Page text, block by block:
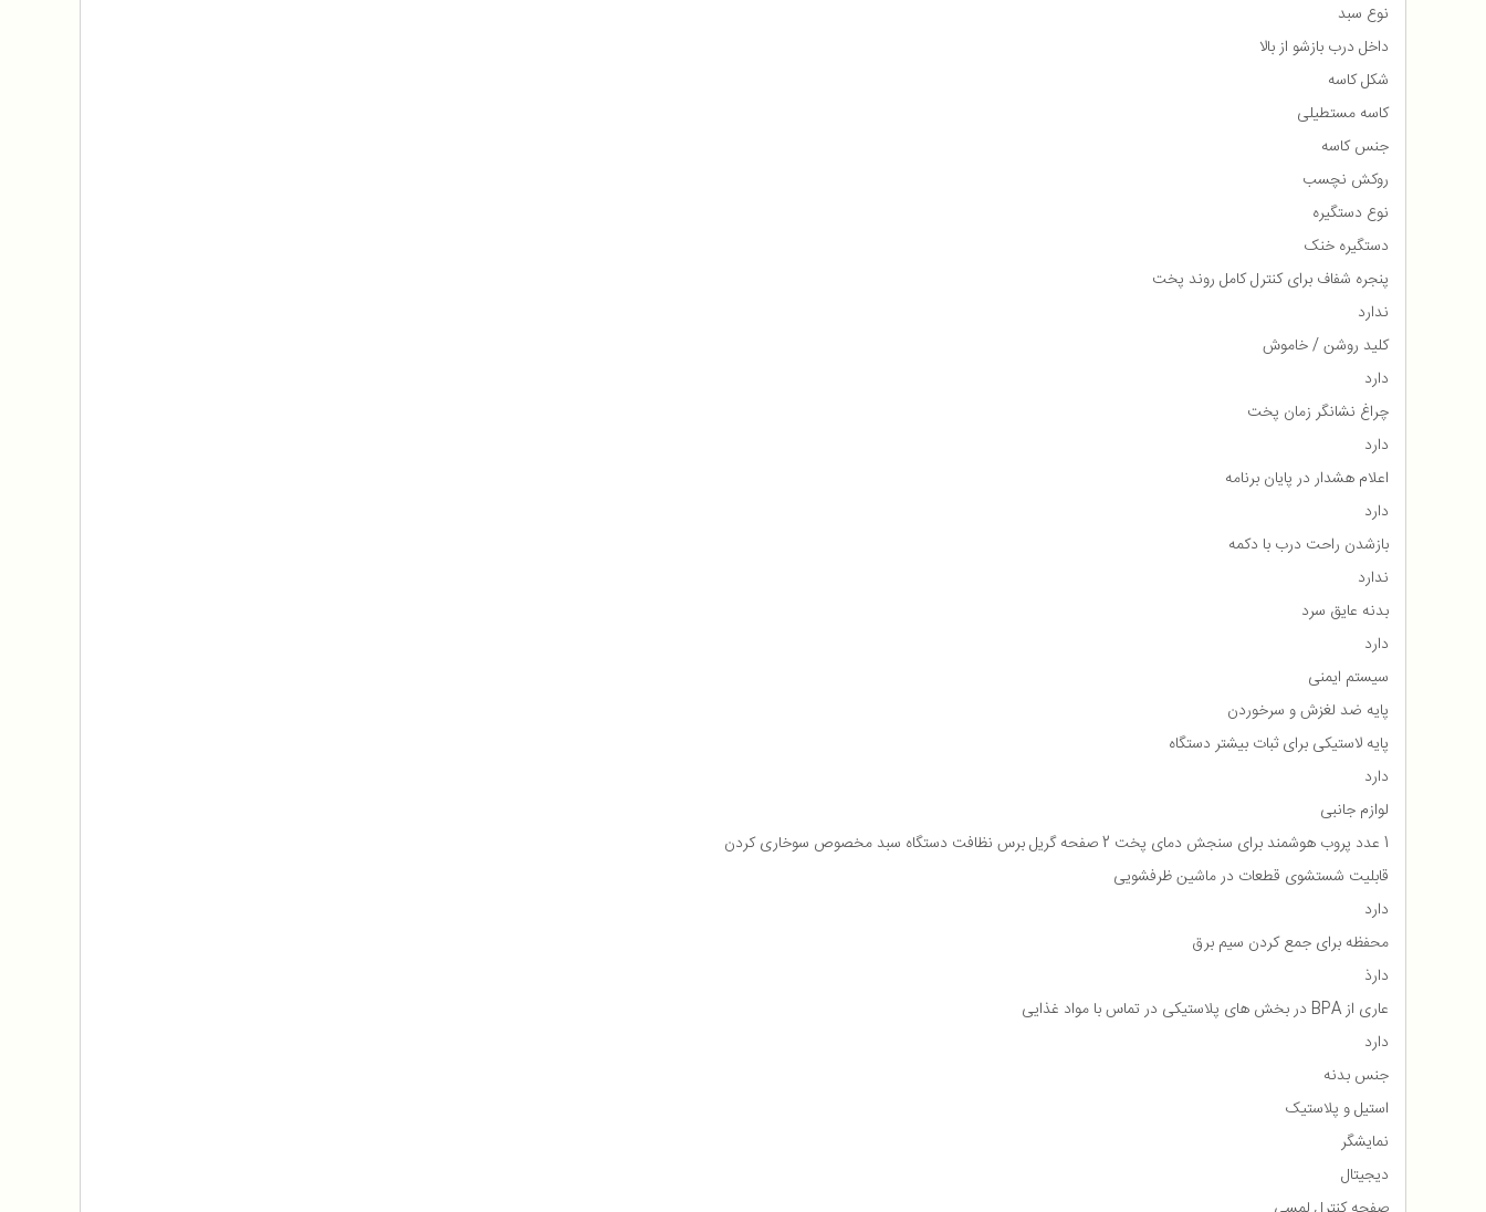
نوع سبد
داخل درب بازشو از بالا
شکل کاسه
کاسه مستطیلی
جنس کاسه
روکش نچسب
نوع دستگیره
دستگیره خنک
پنجره شفاف برای کنترل کامل روند پخت
ندارد
کلید روشن / خاموش
دارد
چراغ نشانگر زمان پخت
دارد
اعلام هشدار در پایان برنامه
دارد
بازشدن راحت درب با دکمه
ندارد
بدنه عایق سرد
دارد
سیستم ایمنی
پایه ضد لغزش و سرخوردن
پایه لاستیکی برای ثبات بیشتر دستگاه
دارد
لوازم جانبی
1 عدد پروب هوشمند برای سنجش دمای پخت 2 صفحه گریل برس نظافت دستگاه سبد مخصوص سوخاری کردن
قابلیت شستشوی قطعات در ماشین ظرفشویی
دارد
محفظه برای جمع كردن سیم برق
دارذ
عاری از BPA در بخش های پلاستیکی در تماس با مواد غذایی
دارد
جنس بدنه
استیل و پلاستیک
نمایشگر
دیجیتال